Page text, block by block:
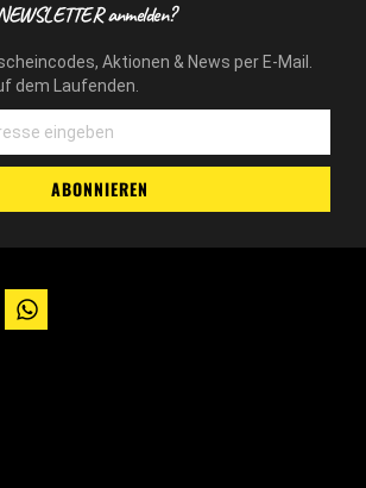
anmelden?
Aktionen & News per E-Mail.
dem Laufenden.
ABONNIEREN
whatsapp